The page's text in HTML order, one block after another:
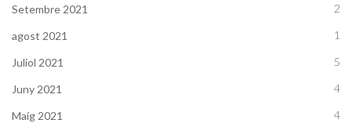
Setembre 2021 2
agost 2021 1
Juliol 2021 5
Juny 2021 4
Maig 2021 4